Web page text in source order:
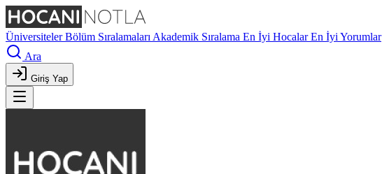
ÜniversitelerBölüm Sıralamaları Akademik Sıralama En İyi HocalarEn İyi Yorumlar
Ara
Giriş Yap